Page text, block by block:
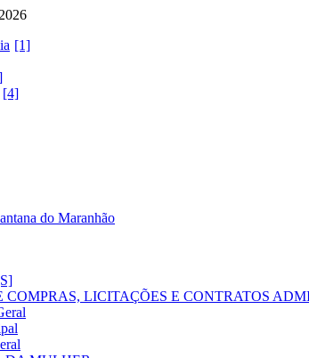
COMPRAS, LICITAÇÕES E CONTRATOS